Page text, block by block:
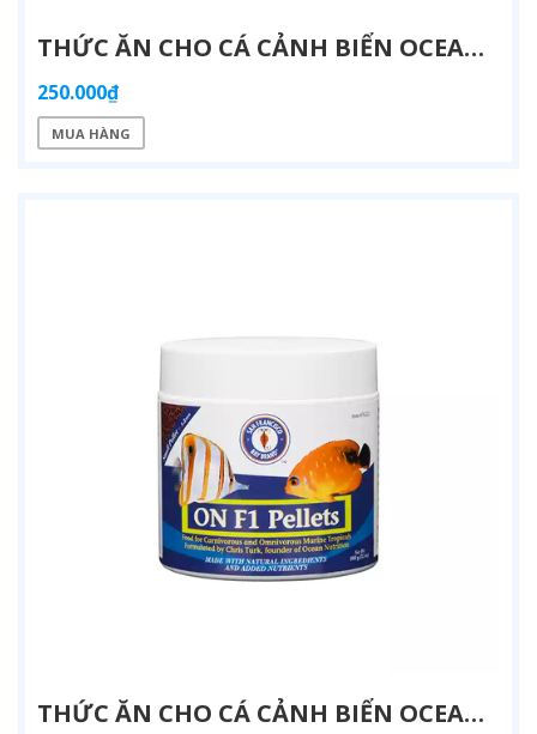
THỨC ĂN CHO CÁ CẢNH BIỂN OCEAN NUTRITION FORMULA TWO - DINH DƯỠNG TỰ NHIÊN | AQUATICK
250.000₫
MUA HÀNG
THỨC ĂN CHO CÁ CẢNH BIỂN OCEAN NUTRITION FORMULA ONE - DINH DƯỠNG CAO CẤP | AQUATICK